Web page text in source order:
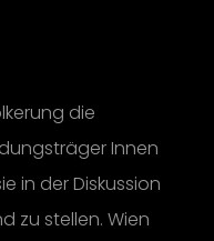
die
Innen
in der Diskussion
zu stellen. Wien